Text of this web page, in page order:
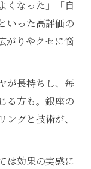
くなった」「自
いった高評価の
がりやクセに悩
が長持ちし、毎
る方も。銀座の
グと技術が、
は効果の実感に